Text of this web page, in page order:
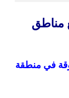
مناطق
في منطقة